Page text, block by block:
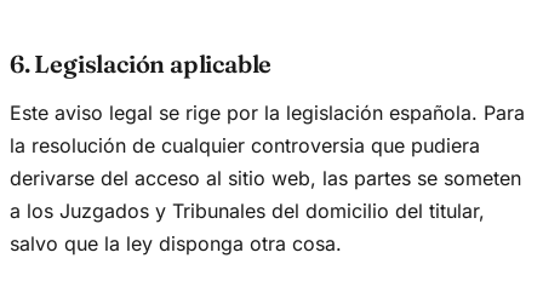
6. Legislación aplicable
Este aviso legal se rige por la legislación española. Para
la resolución de cualquier controversia que pudiera
derivarse del acceso al sitio web, las partes se someten
a los Juzgados y Tribunales del domicilio del titular,
salvo que la ley disponga otra cosa.